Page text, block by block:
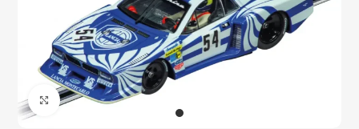
Click to enlarge